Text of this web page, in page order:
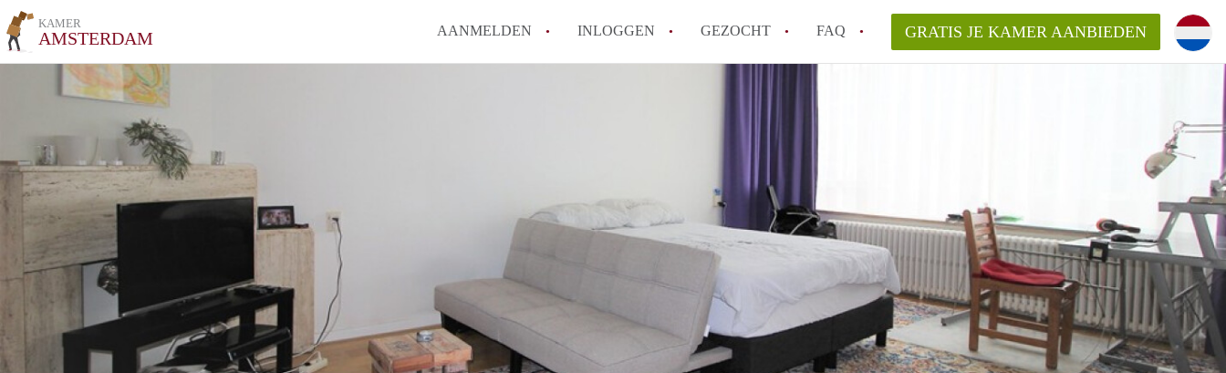
KAMER
AMSTERDAM AANMELDEN INLOGGEN GEZOCHT FAQ
Wat zijn de populairste zoektermen voor een kamer in Amsterdam en wat
betekent dit voor jou als zoeker?
Wat is een studentenkamer in Amsterdam?
Waarom geen bemiddelingskosten voor de huurder?
GRATIS JE KAMER AANBIEDEN